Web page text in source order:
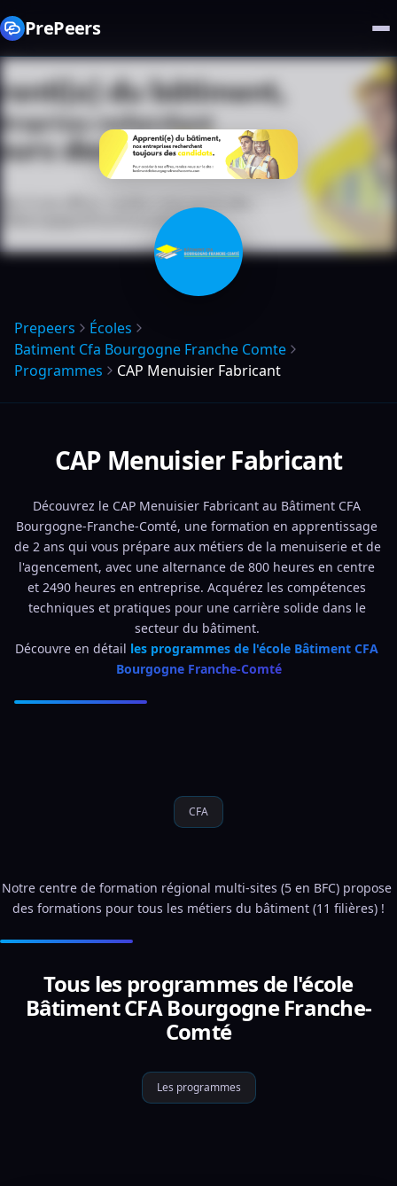
PrePeers
Prepeers
Écoles
Batiment Cfa Bourgogne Franche Comte
Programmes
CAP Menuisier Fabricant
CAP Menuisier Fabricant
Découvrez le CAP Menuisier Fabricant au Bâtiment CFA
Bourgogne-Franche-Comté, une formation en apprentissage
de 2 ans qui vous prépare aux métiers de la menuiserie et de
l'agencement, avec une alternance de 800 heures en centre
et 2490 heures en entreprise. Acquérez les compétences
techniques et pratiques pour une carrière solide dans le
secteur du bâtiment.
Découvre en détail les programmes de l'école Bâtiment CFA
Bourgogne Franche-Comté
CFA
Notre centre de formation régional multi-sites (5 en BFC) propose
des formations pour tous les métiers du bâtiment (11 filières) !
Tous les programmes de l'école
Bâtiment CFA Bourgogne Franche-
Comté
Les programmes